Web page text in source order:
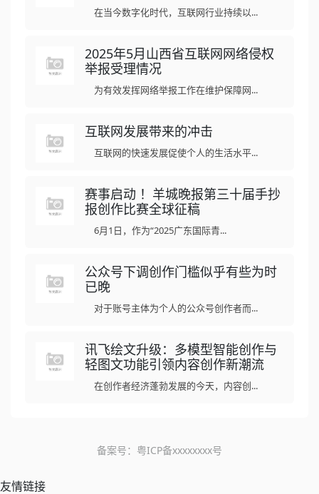
在当今数字化时代，互联网行业持续以...
2025年5月山西省互联网网络侵权
举报受理情况
为有效发挥网络举报工作在维护保障网...
互联网发展带来的冲击
互联网的快速发展促使个人的生活水平...
赛事启动 ！羊城晚报第三十届手抄
报创作比赛全球征稿
6月1日，作为“2025广东国际青...
公众号下调创作门槛似乎有些为时
已晚
对于账号主体为个人的公众号创作者而...
讯飞绘文升级：多模型智能创作与
轻图文功能引领内容创作新潮流
在创作者经济蓬勃发展的今天，内容创...
备案号： 粤ICP备xxxxxxxx号
友情链接